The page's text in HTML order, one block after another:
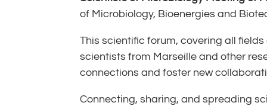
of Microbiology, Bioenergies and
This scientific forum, covering all
scientists from Marseille and other
connections and foster new
Connecting, sharing, and spreading